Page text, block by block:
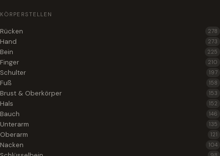
KÖRPERSTELLEN
Rücken 278
Hand 273
Bein 225
Finger 210
Schulter 197
Fuß 158
Brust & Oberkörper 153
Hals 152
Bauch 146
Unterarm 135
Oberarm 121
Nacken 104